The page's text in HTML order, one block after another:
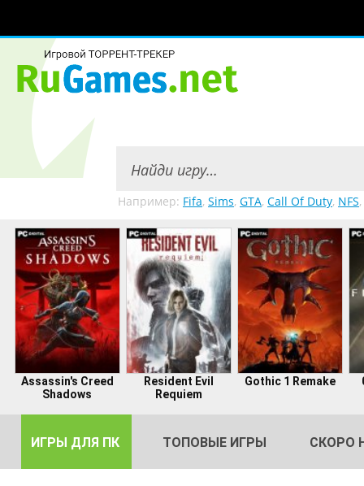
Например: Fifa, Sims, GTA, Call Of Duty, NFS,
Assassin's Creed
Shadows
Resident Evil
Requiem
Gothic 1 Remake
ИГРЫ ДЛЯ ПК ТОПОВЫЕ ИГРЫ СКОРО